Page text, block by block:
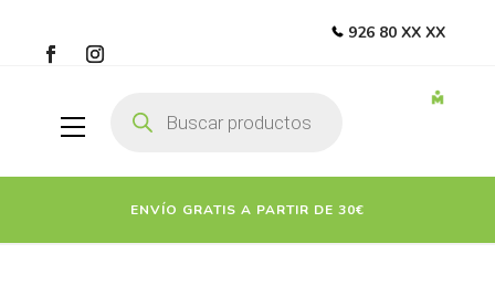
926 80 XX XX
productos
ENVÍO GRATIS A PARTIR DE 30€